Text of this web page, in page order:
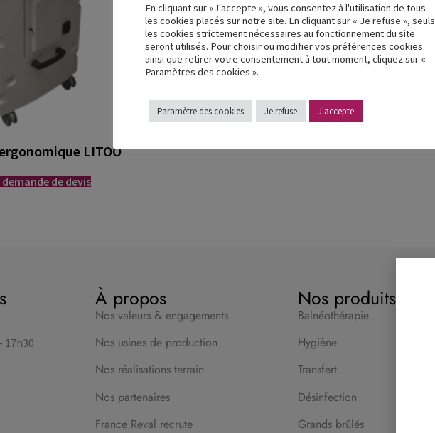
LITOO
de devis
17h30
À propos
Nos valeurs & engagements
Nos usines de production
Nos réalisations terrain
Nos partenaires
France Reval recrute
Nos produits
Balnéothérapie
Hygiène
Transfert
Désinfection
Grands brûlés
En cliquant sur «J'accepte », vous consentez à l'utilisation de tous
les cookies placés sur notre site. En cliquant sur « Je refuse », seuls
les cookies strictement nécessaires au fonctionnement du site
seront utilisés. Pour choisir ou modifier vos préférences cookies
ainsi que retirer votre consentement à tout moment, cliquez sur «
Paramètres des cookies ».
Paramètre des cookies Je refuse J'accepte